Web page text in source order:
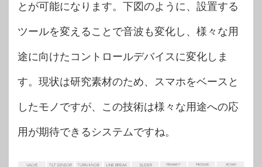
とが可能になります。下図のように、設置する
ツールを変えることで音波も変化し、様々な用
途に向けたコントロールデバイスに変化しま
す。現状は研究素材のため、スマホをベースと
したモノですが、この技術は様々な用途への応
用が期待できるシステムですね。